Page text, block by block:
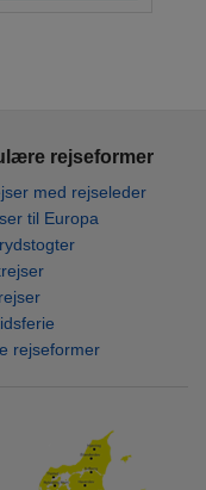
rejseformer
med rejseleder
til Europa
rejseformer